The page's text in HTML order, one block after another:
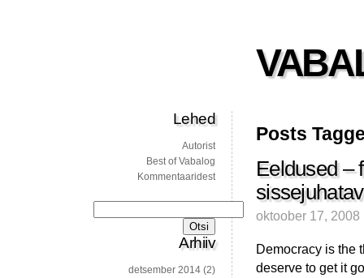
Posts
Eeldused –
oktoober 17, 2008
Democracy is the
deserve to get it
Lehed
Autorist
Best of Vabalog
Kommentaaridest
Arhiiv
detsember 2014 (2)